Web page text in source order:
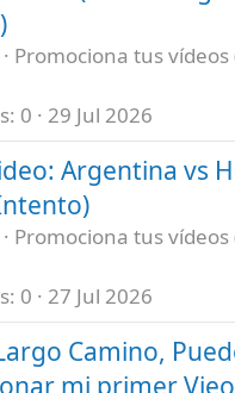
Promociona tus vídeos
0 29 Jul 2026
Argentina vs
Promociona tus vídeos
0 27 Jul 2026
Camino,
mi primer